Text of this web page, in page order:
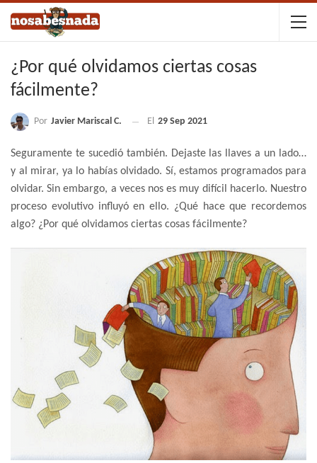
¿Por qué olvidamos ciertas cosas
fácilmente?
Por Javier Mariscal C. El 29 Sep 2021
Seguramente te sucedió también. Dejaste las llaves a un lado…
y al mirar, ya lo habías olvidado. Sí, estamos programados para
olvidar. Sin embargo, a veces nos es muy difícil hacerlo. Nuestro
proceso evolutivo influyó en ello. ¿Qué hace que recordemos
algo? ¿Por qué olvidamos ciertas cosas fácilmente?